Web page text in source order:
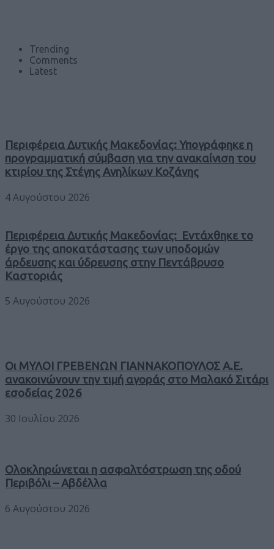
Trending
Comments
Latest
Περιφέρεια Δυτικής Μακεδονίας: Υπογράφηκε η
προγραμματική σύμβαση για την ανακαίνιση του
κτιρίου της Στέγης Ανηλίκων Κοζάνης
4 Αυγούστου 2026
Περιφέρεια Δυτικής Μακεδονίας: Εντάχθηκε το
έργο της αποκατάστασης των υποδομών
άρδευσης και ύδρευσης στην Πεντάβρυσο
Καστοριάς
5 Αυγούστου 2026
Οι ΜΥΛΟΙ ΓΡΕΒΕΝΩΝ ΓΙΑΝΝΑΚΟΠΟΥΛΟΣ Α.Ε.
ανακοινώνουν την τιμή αγοράς στο Μαλακό Σιτάρι
εσοδείας 2026
30 Ιουλίου 2026
Ολοκληρώνεται η ασφαλτόστρωση της οδού
Περιβόλι – Αβδέλλα
6 Αυγούστου 2026